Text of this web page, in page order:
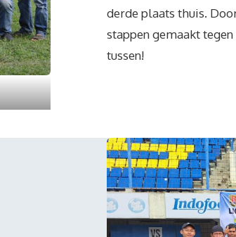
derde plaats thuis.
stappen gemaakt
tussen!